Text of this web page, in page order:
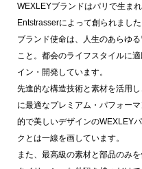
WEXLEYブランドはパリで生ま
Entstrasserによって創られました
ブランド使命は、人生のあらゆ
こと。都会のライフスタイルに
イン・開発しています。
先進的な構造技術と素材を活用
に最適なプレミアム・パフォー
的で美しいデザインのWEXLEY
クとは一線を画しています。
また、最高級の素材と部品のみ